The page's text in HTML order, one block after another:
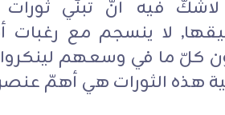
فيه أنّ تبنّي
لا ينسجم مع رغبات
كلّ ما في وسعهم لينكروا
هذه الثورات هي أهمّ عنصر